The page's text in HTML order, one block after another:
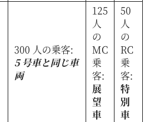
300 人の乗客:
5 号車と同じ車
両
125
人
の
MC
乗
客:
展
望
車
50
人
の
RC
乗
客:
特
別
車